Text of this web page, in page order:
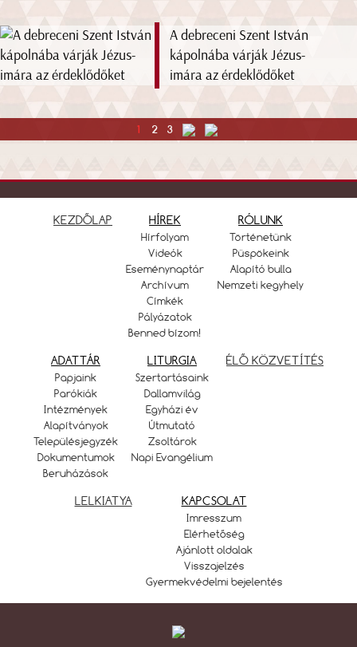
A debreceni Szent István
kápolnába várják Jézus-
imára az érdeklődőket
1 2 3
KEZDŐLAP HÍREK
Hírfolyam
Videók
Eseménynaptár
Archívum
Címkék
Pályázatok
Benned bízom!
RÓLUNK
Történetünk
Püspökeink
Alapító bulla
Nemzeti kegyhely
ADATTÁR
Papjaink
Parókiák
Intézmények
Alapítványok
Településjegyzék
Dokumentumok
Beruházások
LITURGIA
Szertartásaink
Dallamvilág
Egyházi év
Útmutató
Zsoltárok
Napi Evangélium
ÉLŐ KÖZVETÍTÉS
LELKIATYA KAPCSOLAT
Imresszum
Elérhetőség
Ajánlott oldalak
Visszajelzés
Gyermekvédelmi bejelentés